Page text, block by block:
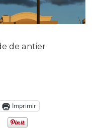
de antier
Imprimir